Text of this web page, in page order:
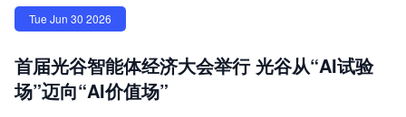
Tue Jun 30 2026
首届光谷智能体经济大会举行 光谷从“AI试验
场”迈向“AI价值场”